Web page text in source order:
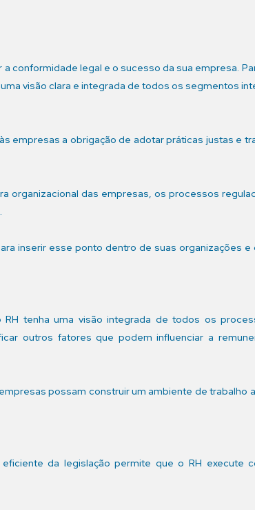
conformidade legal e o sucesso da sua empresa.
visão clara e integrada de todos os segmentos
empresas a obrigação de adotar práticas justas e
organizacional das empresas, os processos
inserir esse ponto dentro de suas organizações
tenha uma visão integrada de todos os
outros fatores que podem influenciar a
possam construir um ambiente de trabalho
da legislação permite que o RH execute